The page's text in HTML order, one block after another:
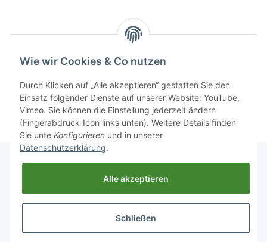
Sonstiges
Gesetzliche Informationen
Wie wir Cookies & Co nutzen
Durch Klicken auf „Alle akzeptieren“ gestatten Sie den
Einsatz folgender Dienste auf unserer Website: YouTube,
Vimeo. Sie können die Einstellung jederzeit ändern
(Fingerabdruck-Icon links unten). Weitere Details finden
Sie unte Konfigurieren und in unserer
Datenschutzerklärung.
Alle akzeptieren
Schließen